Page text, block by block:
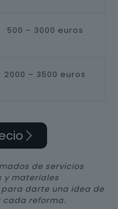
500 – 3000 euros
2000 – 3500 euros
de servicios
y materiales
darte una idea de
reforma.